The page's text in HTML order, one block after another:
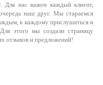
Для нас важен каждый клиент,
наш друг. Мы стараемся
к каждому прислушаться и
этого мы создали страницу
отзывов и предложений!